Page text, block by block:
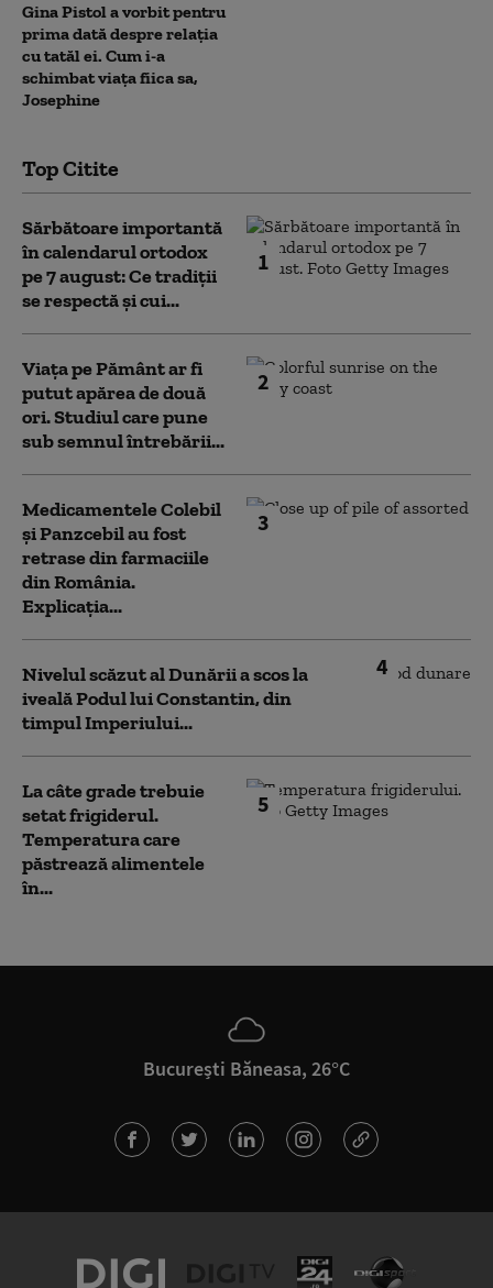
Gina Pistol a vorbit pentru
prima dată despre relația
cu tatăl ei. Cum i-a
schimbat viața fiica sa,
Josephine
Top Citite
1
Sărbătoare importantă
în calendarul ortodox
pe 7 august: Ce tradiții
se respectă și cui...
2
Viața pe Pământ ar fi
putut apărea de două
ori. Studiul care pune
sub semnul întrebării...
3
Medicamentele Colebil
și Panzcebil au fost
retrase din farmaciile
din România.
Explicația...
4
Nivelul scăzut al Dunării a scos la
iveală Podul lui Constantin, din
timpul Imperiului...
5
La câte grade trebuie
setat frigiderul.
Temperatura care
păstrează alimentele
în...
București Băneasa, 26°C